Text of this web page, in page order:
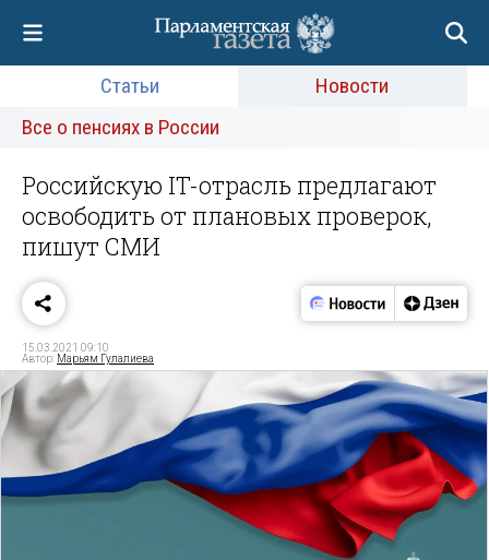
Статьи
Новости
Все о пенсиях в России
Российскую IT-отрасль предлагают
освободить от плановых проверок,
пишут СМИ
15.03.2021 09:10
Автор: Марьям Гулалиева